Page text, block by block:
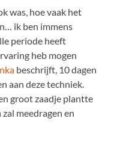
was, hoe vaak het
ik ben immens
periode heeft
heb mogen
beschrijft, 10 dagen
aan deze techniek.
groot zaadje plantte
meedragen en